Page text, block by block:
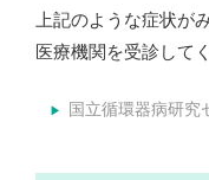
上記のような症状が
医療機関を受診して
国立循環器病研究